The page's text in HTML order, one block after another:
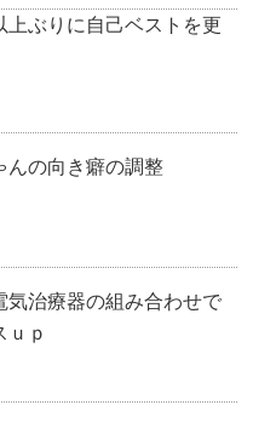
上ぶりに自己ベストを更
んの向き癖の調整
気治療器の組み合わせで
ｕｐ